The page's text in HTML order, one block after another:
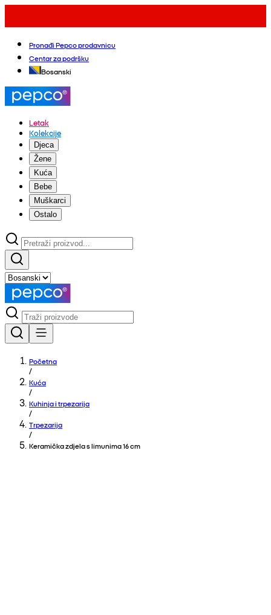
Pronađi Pepco prodavnicu
Centar za podršku
Bosanski
Letak
Kolekcije
Djeca
Žene
Kuća
Bebe
Muškarci
Ostalo
Početna
/
Kuća
/
Kuhinja i trpezarija
/
Trpezarija
/
Keramička zdjela s limunima 16 cm